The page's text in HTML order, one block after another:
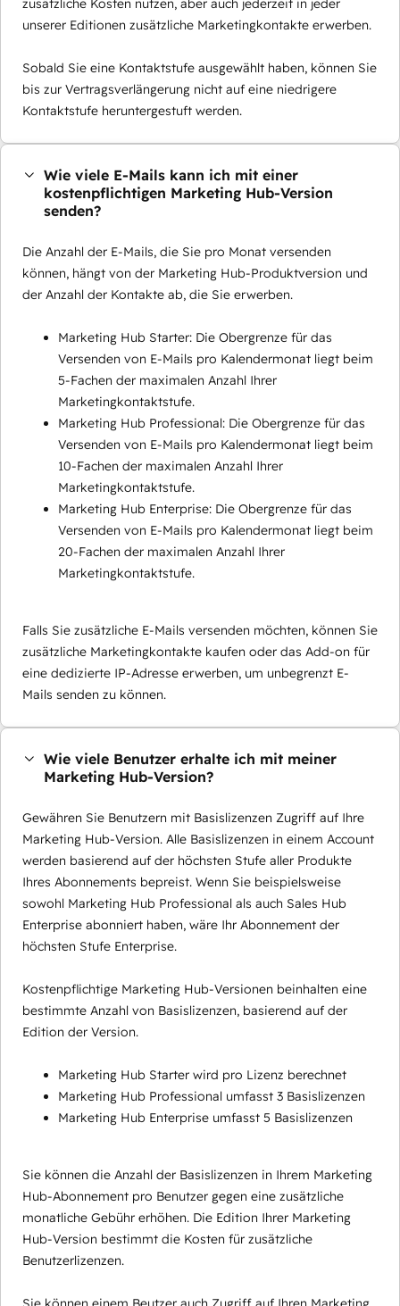
zusätzliche Kosten nutzen, aber auch jederzeit in jeder
unserer Editionen zusätzliche Marketingkontakte erwerben.
Sobald Sie eine Kontaktstufe ausgewählt haben, können Sie
bis zur Vertragsverlängerung nicht auf eine niedrigere
Kontaktstufe heruntergestuft werden.
Wie viele E-Mails kann ich mit einer
kostenpflichtigen Marketing Hub-Version
senden?
Die Anzahl der E-Mails, die Sie pro Monat versenden
können, hängt von der Marketing Hub-Produktversion und
der Anzahl der Kontakte ab, die Sie erwerben.
Marketing Hub Starter: Die Obergrenze für das
Versenden von E-Mails pro Kalendermonat liegt beim
5-Fachen der maximalen Anzahl Ihrer
Marketingkontaktstufe.
Marketing Hub Professional: Die Obergrenze für das
Versenden von E-Mails pro Kalendermonat liegt beim
10-Fachen der maximalen Anzahl Ihrer
Marketingkontaktstufe.
Marketing Hub Enterprise: Die Obergrenze für das
Versenden von E-Mails pro Kalendermonat liegt beim
20-Fachen der maximalen Anzahl Ihrer
Marketingkontaktstufe.
Falls Sie zusätzliche E-Mails versenden möchten, können Sie
zusätzliche Marketingkontakte kaufen oder das Add-on für
eine dedizierte IP-Adresse erwerben, um unbegrenzt E-
Mails senden zu können.
Wie viele Benutzer erhalte ich mit meiner
Marketing Hub-Version?
Gewähren Sie Benutzern mit Basislizenzen Zugriff auf Ihre
Marketing Hub-Version. Alle Basislizenzen in einem Account
werden basierend auf der höchsten Stufe aller Produkte
Ihres Abonnements bepreist. Wenn Sie beispielsweise
sowohl Marketing Hub Professional als auch Sales Hub
Enterprise abonniert haben, wäre Ihr Abonnement der
höchsten Stufe Enterprise.
Kostenpflichtige Marketing Hub-Versionen beinhalten eine
bestimmte Anzahl von Basislizenzen, basierend auf der
Edition der Version.
Marketing Hub Starter wird pro Lizenz berechnet
Marketing Hub Professional umfasst 3 Basislizenzen
Marketing Hub Enterprise umfasst 5 Basislizenzen
Sie können die Anzahl der Basislizenzen in Ihrem Marketing
Hub-Abonnement pro Benutzer gegen eine zusätzliche
monatliche Gebühr erhöhen. Die Edition Ihrer Marketing
Hub-Version bestimmt die Kosten für zusätzliche
Benutzerlizenzen.